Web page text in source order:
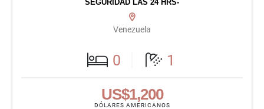
SEGURIDAD LAS 24 HRS-
Venezuela
0 1
US$1,200
DÓLARES AMERICANOS